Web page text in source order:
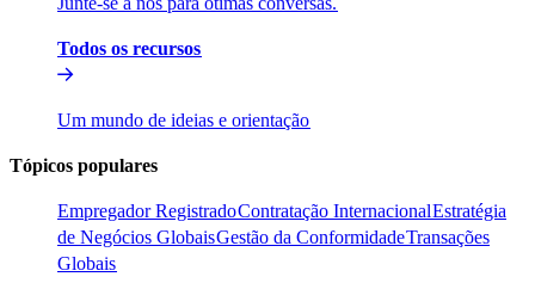
Todos os recursos​​
Um mundo de ideias e orientação​​
Tópicos populares​​
Empregador Registrado​​Contratação Internacional​​Estratégia
de Negócios Globais​​Gestão da Conformidade​​Transações
Globais​​